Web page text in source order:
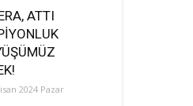
ATTI
2024 Pazar